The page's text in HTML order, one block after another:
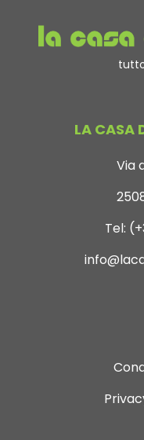
LA CASA
Via
Tel: